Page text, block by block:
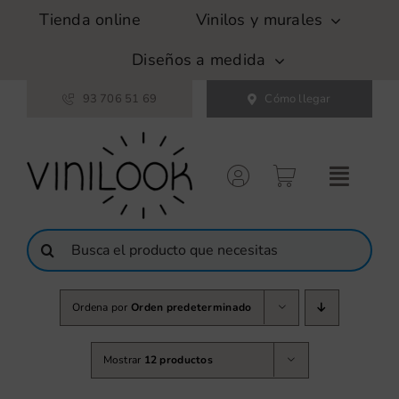
SaltarTienda online
Vinilos y murales
Diseños a medida
93 706 51 69 Cómo llegar
Buscar:
Ordena por Orden predeterminado
Mostrar 12 productos